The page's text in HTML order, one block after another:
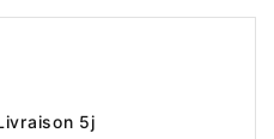
5j